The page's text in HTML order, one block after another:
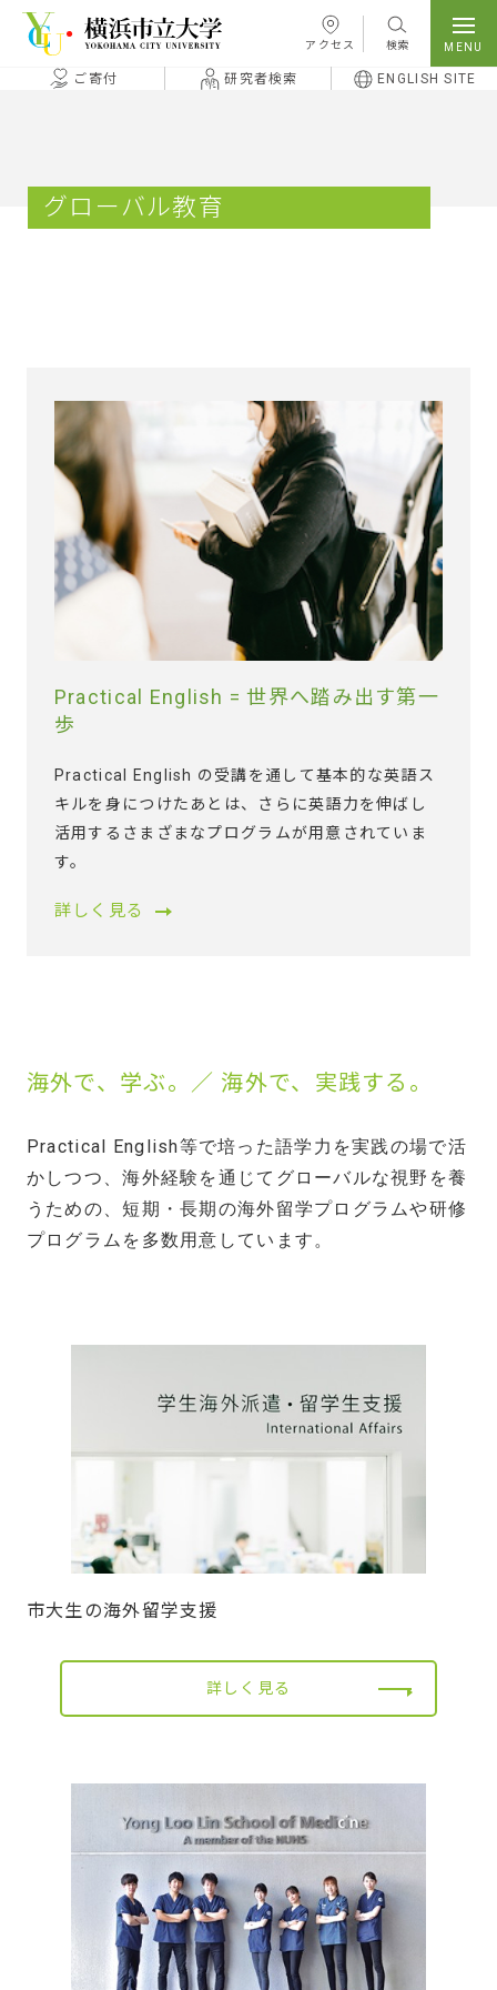
本文へ移動
アクセス 検索
ご寄付 研究者検索 ENGLISH SITE
グローバル教育
Practical English = 世界へ踏み出す第一
歩
Practical English の受講を通して基本的な英語ス
キルを身につけたあとは、さらに英語力を伸ばし
活用するさまざまなプログラムが用意されていま
す。
詳しく見る
海外で、学ぶ。／ 海外で、実践する。
Practical English等で培った語学力を実践の場で活
かしつつ、海外経験を通じてグローバルな視野を養
うための、短期・長期の海外留学プログラムや研修
プログラムを多数用意しています。
市大生の海外留学支援
詳しく見る